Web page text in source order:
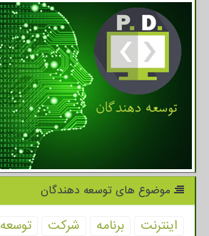
موضوع های توسعه دهندگان
اینترنت برنامه شركت توسعه